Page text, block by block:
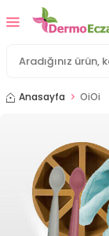
Anasayfa OiOi